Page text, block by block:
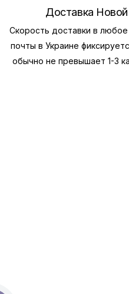
Доставка
Скорость доставки в
почты в Украине
обычно не превышает 1-3